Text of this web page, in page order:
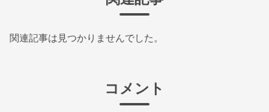
関連記事は見つかりませんでした。
コメント